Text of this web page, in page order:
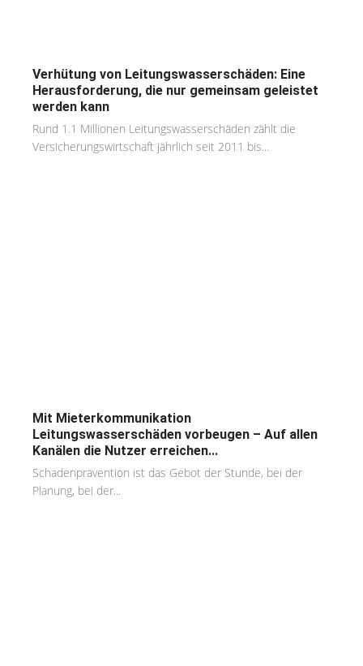
Verhütung von Leitungswasserschäden: Eine
Herausforderung, die nur gemeinsam geleistet
werden kann
Rund 1.1 Millionen Leitungswasserschäden zählt die
Versicherungswirtschaft jährlich seit 2011 bis...
Mit Mieterkommunikation
Leitungswasserschäden vorbeugen – Auf allen
Kanälen die Nutzer erreichen...
Schadenprävention ist das Gebot der Stunde, bei der
Planung, bei der...